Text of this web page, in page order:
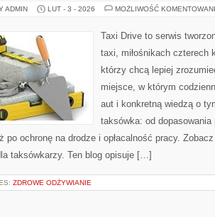
ADMIN LUT - 3 - 2026 MOŻLIWOŚĆ
Taxi Drive to serwis
taxi, miłośnikach czterech
którzy chcą lepiej
miejsce, w którym
aut i konkretną wiedzą o
taksówka: od
po ochronę na drodze i opłacalność pracy.
taksówkarzy. Ten blog opisuje […]
ZDROWE ODŻYWIANIE